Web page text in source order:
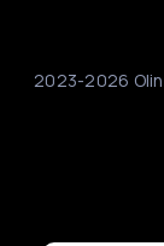
2023-2026